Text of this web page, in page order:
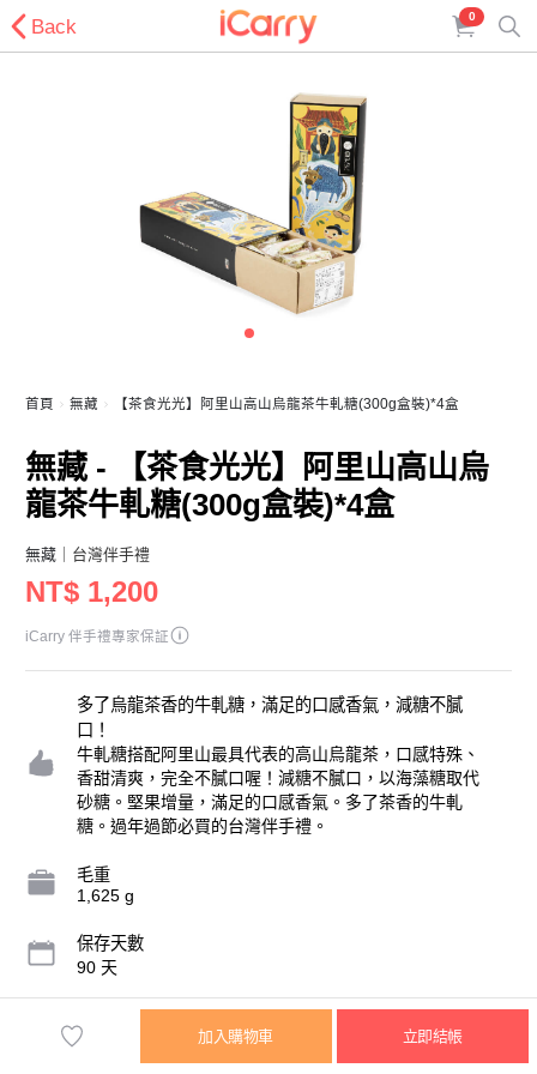
Back 0
首頁 無藏 【茶食光光】阿里山高山烏龍茶牛軋糖(300g盒裝)*4盒
無藏 - 【茶食光光】阿里山高山烏
龍茶牛軋糖(300g盒裝)*4盒
無藏 ｜台灣伴手禮
NT$ 1,200
iCarry 伴手禮專家保証
多了烏龍茶香的牛軋糖，滿足的口感香氣，減糖不膩
口！
牛軋糖搭配阿里山最具代表的高山烏龍茶，口感特殊、
香甜清爽，完全不膩口喔！減糖不膩口，以海藻糖取代
砂糖。堅果增量，滿足的口感香氣。多了茶香的牛軋
糖。過年過節必買的台灣伴手禮。
毛重
1,625 g
保存天數
90 天
內容物規格
300g/盒，4盒/組加入購物車 立即結帳